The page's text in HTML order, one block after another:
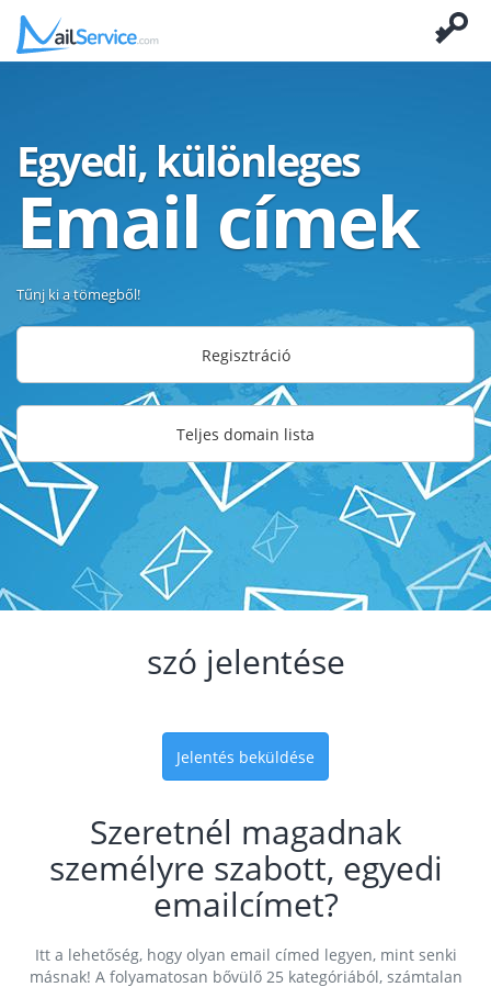
Egyedi, különleges
Email címek
Tűnj ki a tömegből!
Regisztráció
Teljes domain lista
szó jelentése
Jelentés beküldése
Szeretnél magadnak
személyre szabott, egyedi
emailcímet?
Itt a lehetőség, hogy olyan email címed legyen, mint senki
másnak! A folyamatosan bővülő 25 kategóriából, számtalan